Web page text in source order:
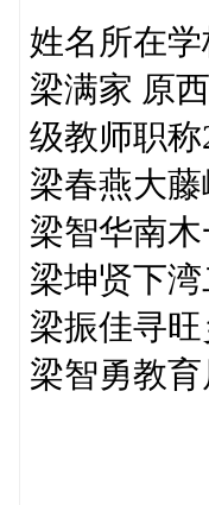
姓名所在
梁满家 原
级教师职
梁春燕大
梁智华南
梁坤贤下湾
梁振佳寻
梁智勇教